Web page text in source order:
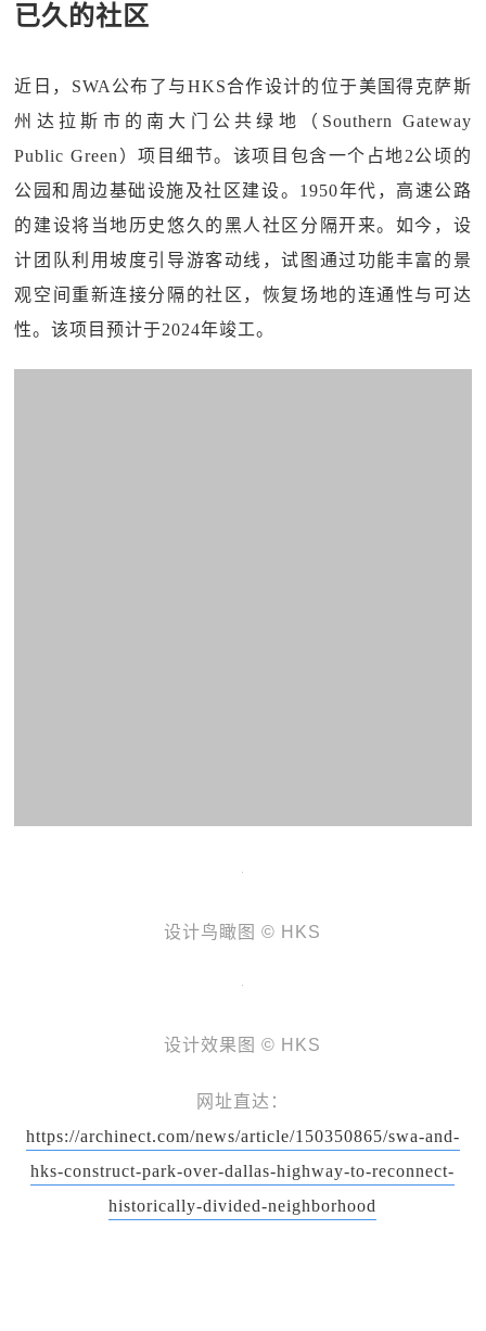
已久的社区
近日，SWA公布了与HKS合作设计的位于美国得克萨斯
州达拉斯市的南大门公共绿地（Southern Gateway
Public Green）项目细节。该项目包含一个占地2公顷的
公园和周边基础设施及社区建设。1950年代，高速公路
的建设将当地历史悠久的黑人社区分隔开来。如今，设
计团队利用坡度引导游客动线，试图通过功能丰富的景
观空间重新连接分隔的社区，恢复场地的连通性与可达
性。该项目预计于2024年竣工。
设计鸟瞰图 © HKS
设计效果图 © HKS
网址直达：
https://archinect.com/news/article/150350865/swa-and-
hks-construct-park-over-dallas-highway-to-reconnect-
historically-divided-neighborhood